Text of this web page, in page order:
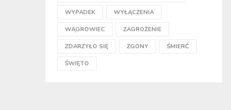
WYPADEK WYŁĄCZENIA
WĄGROWIEC ZAGROŻENIE
ZDARZYŁO SIĘ ZGONY ŚMIERĆ
ŚWIĘTO